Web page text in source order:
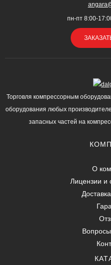
пн-пт 8:00-
Торговля компрессорным
оборудования любых
запасных частей на
О
Лицензии и